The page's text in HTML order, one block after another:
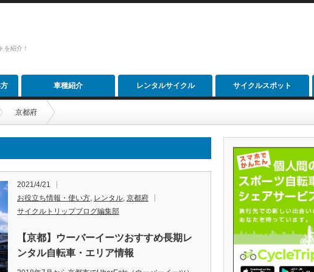
を紹介！
車種紹介 レンタルサイクル サイクルスポット
京都府
2021/4/21
お役立ち情報・使い方, レンタル, 京都府
サイクルトリップブログ編集部
【京都】ウーバーイーツおすすめ長期レ
ンタル自転車・エリア情報